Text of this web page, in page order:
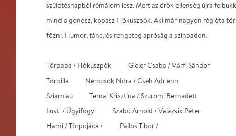
születésnapból rémálom lesz. Mert az örök ellenség újra
mind a gonosz, kopasz Hókuszpók. Aki már nagyon rég óta
főzni. Humor, tánc, és rengeteg apróság a színpadon.
Törpapa / Hókuszpók Gieler Csaba / Várfi Sándor
Törpilla Nemcsók Nóra / Cseh Adrienn
Sziamiaú Ternai Krisztina / Szuromi Bernadett
Lusti / Ügyifogyi Szabó Arnold / Valázsik Péter
Hami / Törpojáca / Pallós Tibor /